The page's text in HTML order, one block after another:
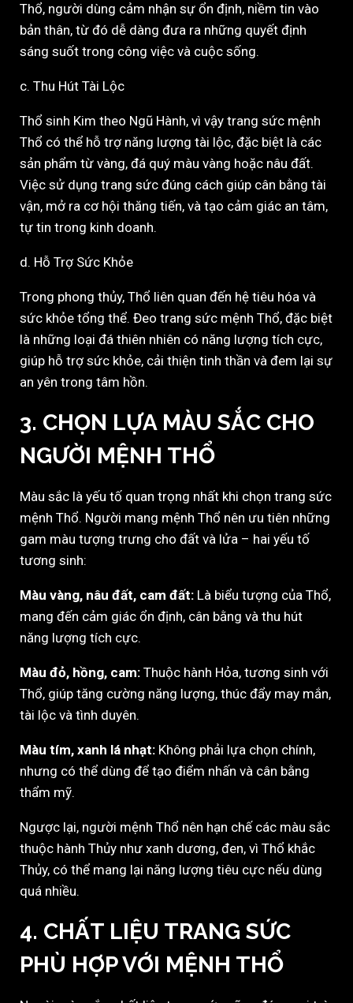
Thổ, người dùng cảm nhận sự ổn định, niềm tin vào
bản thân, từ đó dễ dàng đưa ra những quyết định
sáng suốt trong công việc và cuộc sống.
c. Thu Hút Tài Lộc
Thổ sinh Kim theo Ngũ Hành, vì vậy trang sức mệnh
Thổ có thể hỗ trợ năng lượng tài lộc, đặc biệt là các
sản phẩm từ vàng, đá quý màu vàng hoặc nâu đất.
Việc sử dụng trang sức đúng cách giúp cân bằng tài
vận, mở ra cơ hội thăng tiến, và tạo cảm giác an tâm,
tự tin trong kinh doanh.
d. Hỗ Trợ Sức Khỏe
Trong phong thủy, Thổ liên quan đến hệ tiêu hóa và
sức khỏe tổng thể. Đeo trang sức mệnh Thổ, đặc biệt
là những loại đá thiên nhiên có năng lượng tích cực,
giúp hỗ trợ sức khỏe, cải thiện tinh thần và đem lại sự
an yên trong tâm hồn.
3. CHỌN LỰA MÀU SẮC CHO
NGƯỜI MỆNH THỔ
Màu sắc là yếu tố quan trọng nhất khi chọn trang sức
mệnh Thổ. Người mang mệnh Thổ nên ưu tiên những
gam màu tượng trưng cho đất và lửa – hai yếu tố
tương sinh:
Màu vàng, nâu đất, cam đất: Là biểu tượng của Thổ,
mang đến cảm giác ổn định, cân bằng và thu hút
năng lượng tích cực.
Màu đỏ, hồng, cam: Thuộc hành Hỏa, tương sinh với
Thổ, giúp tăng cường năng lượng, thúc đẩy may mắn,
tài lộc và tình duyên.
Màu tím, xanh lá nhạt: Không phải lựa chọn chính,
nhưng có thể dùng để tạo điểm nhấn và cân bằng
thẩm mỹ.
Ngược lại, người mệnh Thổ nên hạn chế các màu sắc
thuộc hành Thủy như xanh dương, đen, vì Thổ khắc
Thủy, có thể mang lại năng lượng tiêu cực nếu dùng
quá nhiều.
4. CHẤT LIỆU TRANG SỨC
PHÙ HỢP VỚI MỆNH THỔ